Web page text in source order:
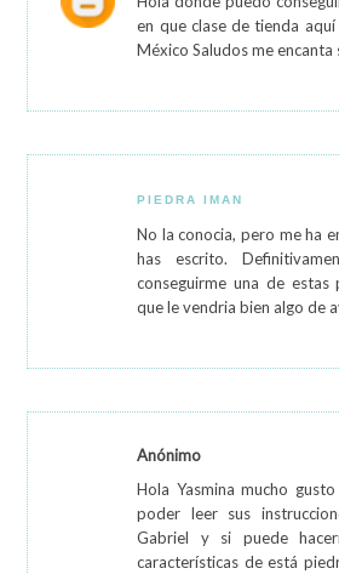
en que clase de tienda
México Saludos me encanta
PIEDRA IMAN
No la conocia, pero me ha
has escrito.
conseguirme una de estas
que le vendria bien algo de
Anónimo
Hola Yasmina mucho
poder leer sus
Gabriel y si puede
características de está